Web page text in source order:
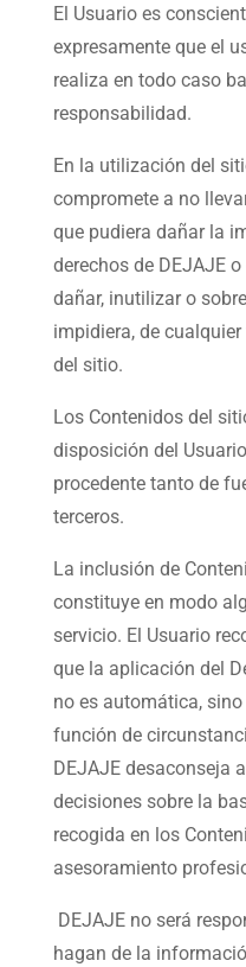
El Usuario es
expresamente que el
realiza en todo caso
responsabilidad.
En la utilización del
compromete a no
que pudiera dañar la
derechos de DEJAJE
dañar, inutilizar o
impidiera, de
del sitio.
Los Contenidos del
disposición del
procedente tanto de
terceros.
La inclusión de
constituye en modo
servicio. El Usuario
que la aplicación del
no es automática,
función de
DEJAJE desaconseja
decisiones sobre la
recogida en los
asesoramiento
DEJAJE no será
hagan de la